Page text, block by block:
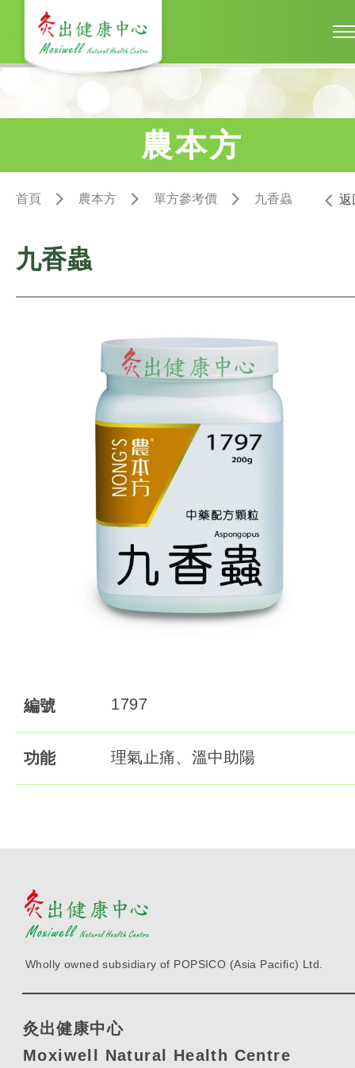
農本方
返
首頁 農本方 單方參考價 九香蟲
九香蟲
編號 1797
功能 理氣止痛、溫中助陽
Wholly owned subsidiary of POPSICO (Asia Pacific) Ltd.
灸出健康中心
Moxiwell Natural Health Centre